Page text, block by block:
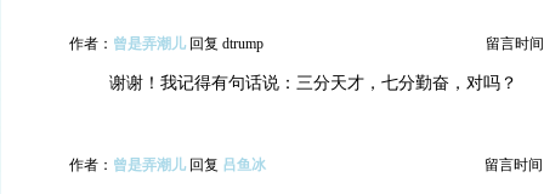
作者： 曾是弄潮儿 回复 dtrump 留言时
谢谢！我记得有句话说：三分天才，七分勤奋，对吗？
作者： 曾是弄潮儿 回复 吕鱼冰 留言时间